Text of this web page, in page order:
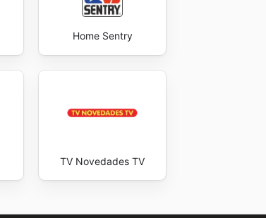
Home Sentry
TV Novedades TV